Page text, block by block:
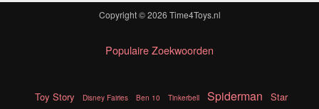
Copyright © 2026 Time4Toys.nl
Populaire Zoekwoorden
Toy Story Disney Fairies Ben 10 Tinkerbell Spiderman Star